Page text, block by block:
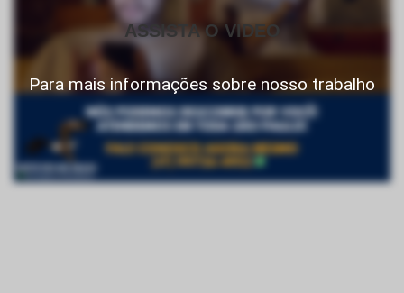
ASSISTA O VIDEO
Para mais informações sobre nosso trabalho